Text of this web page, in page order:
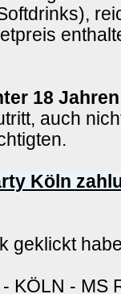
18 Jahren
auch
Köln
geklickt
KÖLN - MS